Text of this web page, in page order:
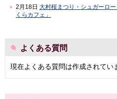
2月18日 大村桜まつり・シュガーロ
くらカフェ」
よくある質問
現在よくある質問は作成されてい